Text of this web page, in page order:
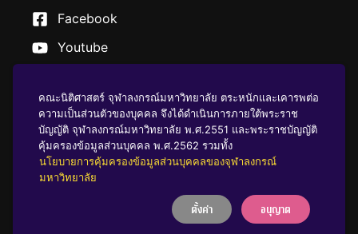
Facebook
Youtube
นโยบายคุ้มครองข้อมูลส่วนบุคคล
บริจาคให้ ฬ
คณะนิติศาสตร์ จุฬาลงกรณ์มหาวิทยาลัย ตระหนักและเคารพต่อ
ความเป็นส่วนตัวของบุคคล จึงได้ดำเนินการภายใต้พระราช
บัญญัติ จุฬาลงกรณ์มหาวิทยาลัย พ.ศ.2551 และพระราชบัญญัติ
คุ้มครองข้อมูลส่วนบุคคล พ.ศ.2562 รวมทั้ง
นโยบายการคุ้มครองข้อมูลส่วนบุคคลของจุฬาลงกรณ์
มหาวิทยาลัย
ตั้งค่า อนุญาต